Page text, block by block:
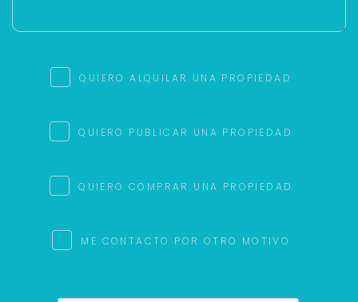
QUIERO ALQUILAR UNA PROPIEDAD
QUIERO PUBLICAR UNA PROPIEDAD
QUIERO COMPRAR UNA PROPIEDAD
ME CONTACTO POR OTRO MOTIVO